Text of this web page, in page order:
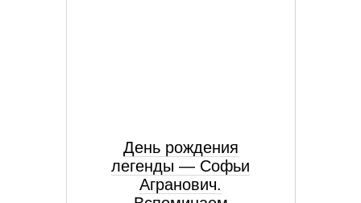
День рождения
легенды — Софьи
Агранович.